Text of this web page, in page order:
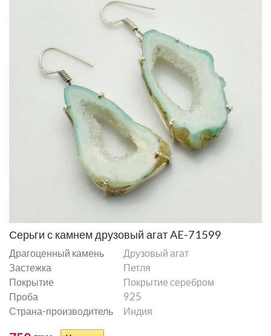
Серьги с камнем друзовый агат AE-71599
Драгоценный камень
Друзовый агат
Застежка
Петля
Покрытие
Покрытие серебром
Проба
925
Страна-производитель
Индия